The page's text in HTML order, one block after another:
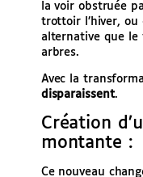
la voir obstruée
trottoir l’hiver, ou
alternative que le
arbres.
Avec la
disparaissent.
Création
montante :
Ce nouveau